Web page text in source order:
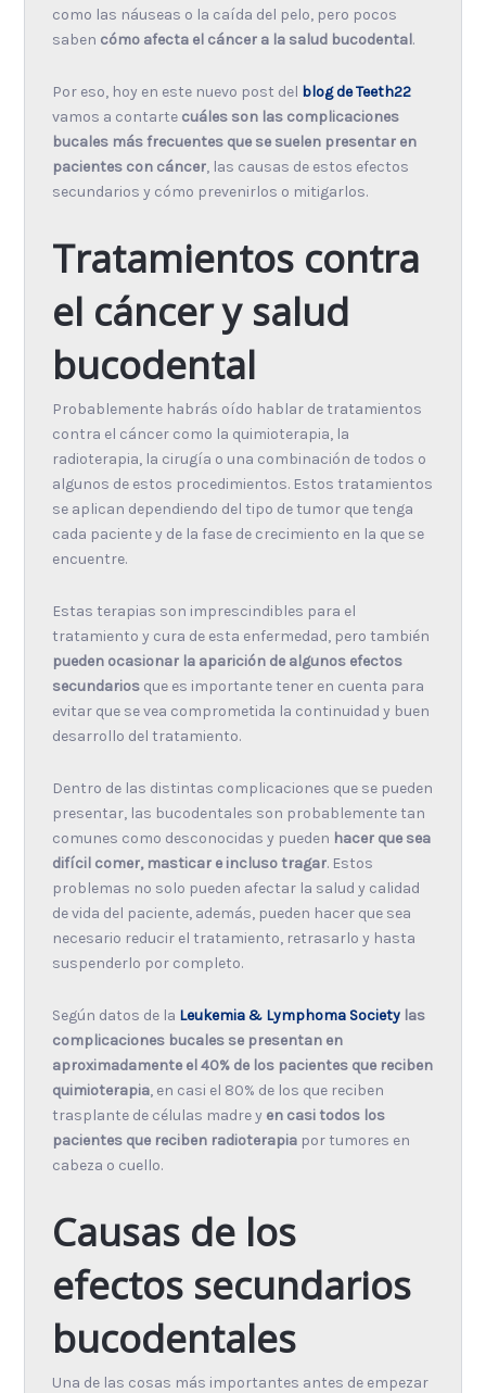
como las náuseas o la caída del pelo, pero pocos
saben cómo afecta el cáncer a la salud bucodental.
Por eso, hoy en este nuevo post del blog de Teeth22
vamos a contarte cuáles son las complicaciones
bucales más frecuentes que se suelen presentar en
pacientes con cáncer, las causas de estos efectos
secundarios y cómo prevenirlos o mitigarlos.
Tratamientos contra
el cáncer y salud
bucodental
Probablemente habrás oído hablar de tratamientos
contra el cáncer como la quimioterapia, la
radioterapia, la cirugía o una combinación de todos o
algunos de estos procedimientos. Estos tratamientos
se aplican dependiendo del tipo de tumor que tenga
cada paciente y de la fase de crecimiento en la que se
encuentre.
Estas terapias son imprescindibles para el
tratamiento y cura de esta enfermedad, pero también
pueden ocasionar la aparición de algunos efectos
secundarios que es importante tener en cuenta para
evitar que se vea comprometida la continuidad y buen
desarrollo del tratamiento.
Dentro de las distintas complicaciones que se pueden
presentar, las bucodentales son probablemente tan
comunes como desconocidas y pueden hacer que sea
difícil comer, masticar e incluso tragar. Estos
problemas no solo pueden afectar la salud y calidad
de vida del paciente, además, pueden hacer que sea
necesario reducir el tratamiento, retrasarlo y hasta
suspenderlo por completo.
Según datos de la Leukemia & Lymphoma Societylas
complicaciones bucales se presentan en
aproximadamente el 40% de los pacientes que reciben
quimioterapia, en casi el 80% de los que reciben
trasplante de células madre y en casi todos los
pacientes que reciben radioterapiapor tumores en
cabeza o cuello.
Causas de los
efectos secundarios
bucodentales
Una de las cosas más importantes antes de empezar